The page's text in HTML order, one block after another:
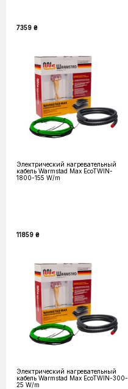
7359 ₴
Электрический нагревательный
кабель Warmstad Max EcoTWIN-
1800-155 W/m
11859 ₴
Электрический нагревательный
кабель Warmstad Max EcoTWIN-300-
25 W/m